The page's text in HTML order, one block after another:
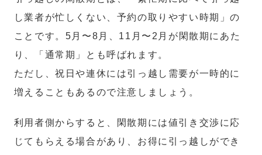
し業者が忙しくない、予約の取りやすい時期」の
ことです。5月〜8月、11月〜2月が閑散期にあた
り、「通常期」とも呼ばれます。
ただし、祝日や連休には引っ越し需要が一時的に
増えることもあるので注意しましょう。
利用者側からすると、閑散期には値引き交渉に応
じてもらえる場合があり、お得に引っ越しができ